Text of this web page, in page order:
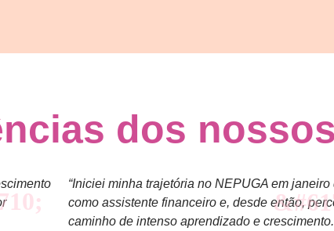
dos
“Iniciei minha trajetória no NEPUGA em janeiro
como assistente financeiro e, desde então,
caminho de intenso aprendizado e